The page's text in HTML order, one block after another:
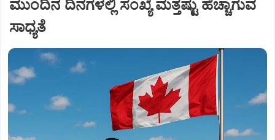
ಮುಂದಿನ ದಿನಗಳಲ್ಲಿ ಸಂಖ್ಯೆ ಮತ್ತಷ್ಟು ಹೆಚ್ಚಾಗುವ
ಸಾಧ್ಯತೆ